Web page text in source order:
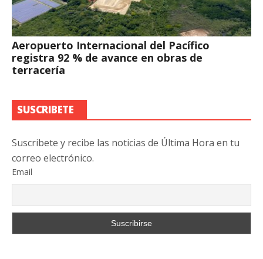
Aeropuerto Internacional del Pacífico
registra 92 % de avance en obras de
terracería
SUSCRIBETE
Suscribete y recibe las noticias de Última Hora en tu
correo electrónico.
Email